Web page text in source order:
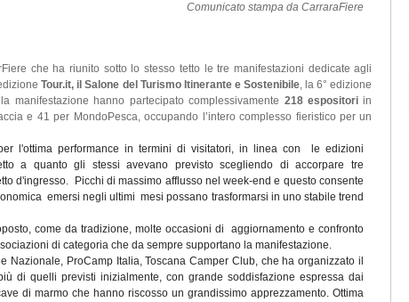
Comunicato stampa da CarraraFiere
che ha riunito sotto lo stesso tetto le tre manifestazioni dedicate agli
Tour.it, il Salone del Turismo Itinerante e Sostenibile, la 6° edizione
manifestazione hanno partecipato complessivamente 218 espositoriin
e 41 per MondoPesca, occupando l’intero complesso fieristico per un
l'ottima performance in termini di visitatori, in linea con le edizioni
a quanto gli stessi avevano previsto scegliendo di accorpare tre
d'ingresso.
Picchi di massimo afflusso nel week-end e questo consente
emersi negli ultimi mesi possano trasformarsi in uno stabile trend
come da tradizione, molte occasioni di aggiornamento e confronto
di categoria che da sempre supportano la manifestazione.
Nazionale, ProCamp Italia, Toscana Camper Club, che ha organizzato il
quelli previsti inizialmente, con grande soddisfazione espressa dai
di marmo che hanno riscosso un grandissimo apprezzamento. Ottima